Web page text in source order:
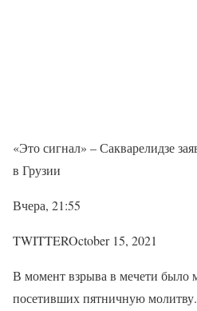
«Это сигнал» – Сакварелидзе
в Грузии
Вчера, 21:55
TWITTEROctober 15, 2021
В момент взрыва в мечети было
посетивших пятничную